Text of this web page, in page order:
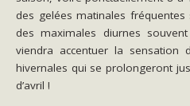
des gelées matinales
des maximales diurnes
viendra accentuer la sensation
hivernales qui se prolongeront
d’avril !